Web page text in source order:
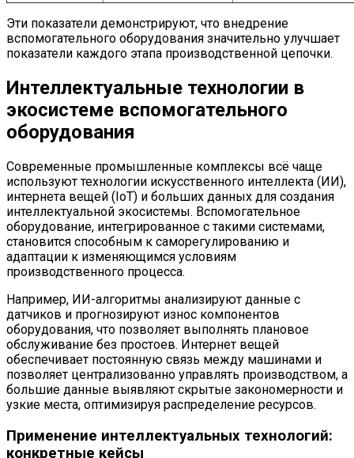
Эти показатели демонстрируют, что внедрение
вспомогательного оборудования значительно улучшает
показатели каждого этапа производственной цепочки.
Интеллектуальные технологии в
экосистеме вспомогательного
оборудования
Современные промышленные комплексы всё чаще
используют технологии искусственного интеллекта (ИИ),
интернета вещей (IoT) и больших данных для создания
интеллектуальной экосистемы. Вспомогательное
оборудование, интегрированное с такими системами,
становится способным к саморегулированию и
адаптации к изменяющимся условиям
производственного процесса.
Например, ИИ-алгоритмы анализируют данные с
датчиков и прогнозируют износ компонентов
оборудования, что позволяет выполнять плановое
обслуживание без простоев. Интернет вещей
обеспечивает постоянную связь между машинами и
позволяет централизованно управлять производством, а
большие данные выявляют скрытые закономерности и
узкие места, оптимизируя распределение ресурсов.
Применение интеллектуальных технологий:
конкретные кейсы